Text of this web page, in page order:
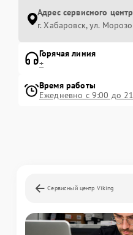
Адрес сервисного
г. Хабаровск, ул.
Горячая линия
+
Время работы
Ежедневно с 9:00 до
Сервисный центр Viking